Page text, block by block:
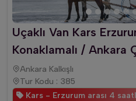
Uçaklı Van Kars
Konaklamalı / Ankara
Ankara Kalkışlı
Tur Kodu : 385
Kars - Erzurum arası 4